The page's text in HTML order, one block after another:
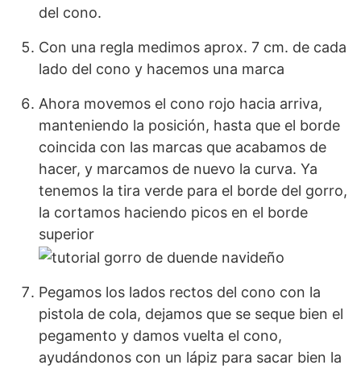
del cono.
Con una regla medimos aprox. 7 cm. de cada
lado del cono y hacemos una marca
Ahora movemos el cono rojo hacia arriva,
manteniendo la posición, hasta que el borde
coincida con las marcas que acabamos de
hacer, y marcamos de nuevo la curva. Ya
tenemos la tira verde para el borde del gorro,
la cortamos haciendo picos en el borde
superior
Pegamos los lados rectos del cono con la
pistola de cola, dejamos que se seque bien el
pegamento y damos vuelta el cono,
ayudándonos con un lápiz para sacar bien la